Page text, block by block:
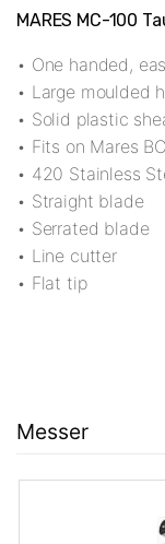
MARES MC-100
• One handed,
• Large moulded
• Solid plastic
• Fits on Mares
• 420 Stainless
• Straight blade
• Serrated blade
• Line cutter
• Flat tip
Messer